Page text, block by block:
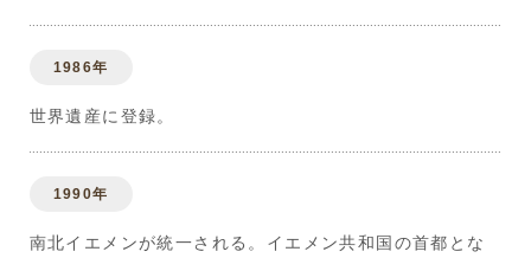
1986年
世界遺産に登録。
1990年
南北イエメンが統一される。イエメン共和国の首都とな